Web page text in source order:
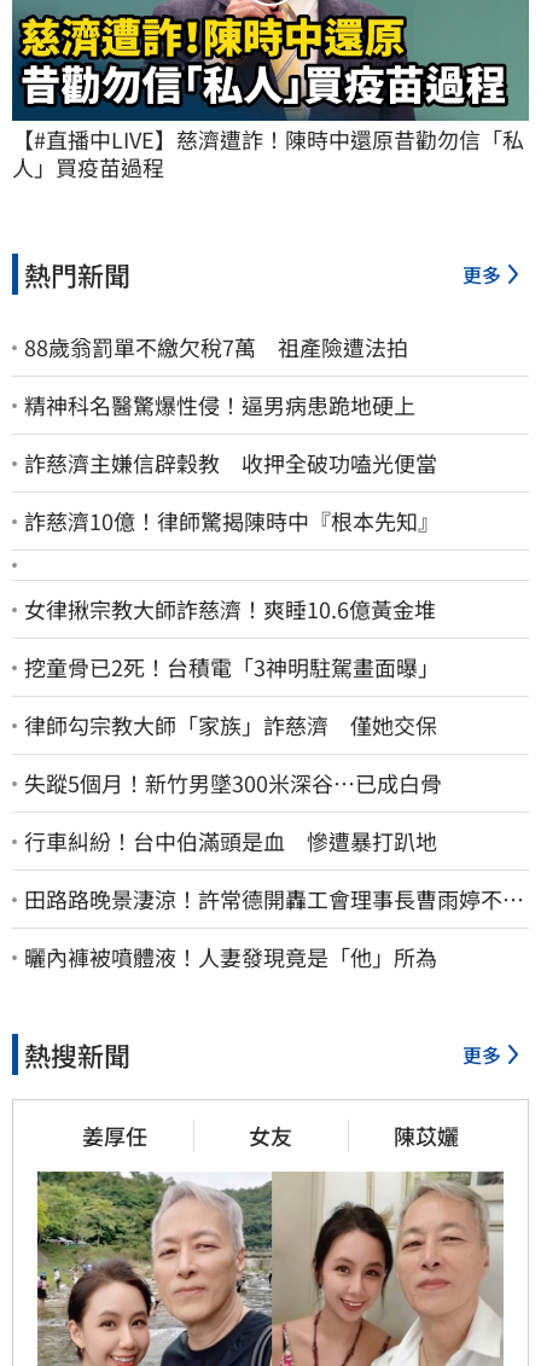
【#直播中LIVE】慈濟遭詐！陳時中還原昔勸勿信「私
人」買疫苗過程
熱門新聞 更多
88歲翁罰單不繳欠稅7萬 祖產險遭法拍
精神科名醫驚爆性侵！逼男病患跪地硬上
詐慈濟主嫌信辟穀教 收押全破功嗑光便當
詐慈濟10億！律師驚揭陳時中『根本先知』
女律揪宗教大師詐慈濟！爽睡10.6億黃金堆
挖童骨已2死！台積電「3神明駐駕畫面曝」
律師勾宗教大師「家族」詐慈濟 僅她交保
失蹤5個月！新竹男墜300米深谷…已成白骨
行車糾紛！台中伯滿頭是血 慘遭暴打趴地
田路路晚景淒涼！許常德開轟工會理事長曹雨婷不忍
了：別只包紅包慰問
曬內褲被噴體液！人妻發現竟是「他」所為
熱搜新聞 更多
姜厚任 女友 陳苡孋